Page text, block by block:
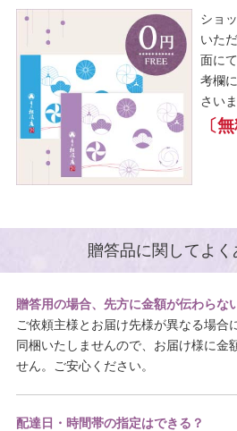
ショ
いた
面に
考欄
さいま
〔
贈答品に関してよく
贈答用の場合、先方に金額が伝わらな
ご依頼主様とお届け先様が異なる場合
同梱いたしませんので、お届け様に金
せん。ご安心ください。
配達日・時間帯の指定はできる？